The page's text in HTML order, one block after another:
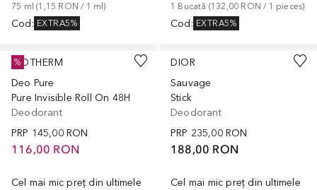
75 ml (1,15 RON / 1 ml)
Cod : EXTRA5%
1 Bucată (132,00 RON / 1 pieces)
Cod : EXTRA5%
BIOTHERM
Deo Pure
Pure Invisible Roll On 48H
Deodorant
PRP 145,00 RON
116,00 RON
Cel mai mic preț din ultimele
%
DIOR
Sauvage
Stick
Deodorant
PRP 235,00 RON
188,00 RON
Cel mai mic preț din ultimele